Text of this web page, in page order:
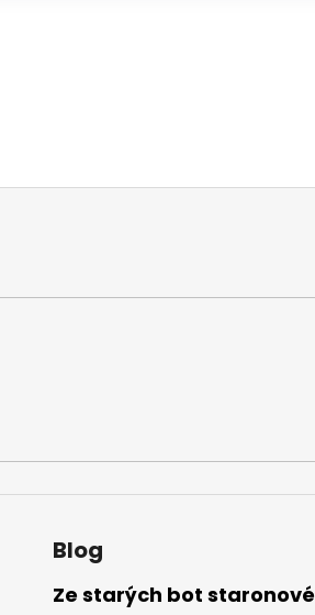
Blog
Ze starých bot staronové